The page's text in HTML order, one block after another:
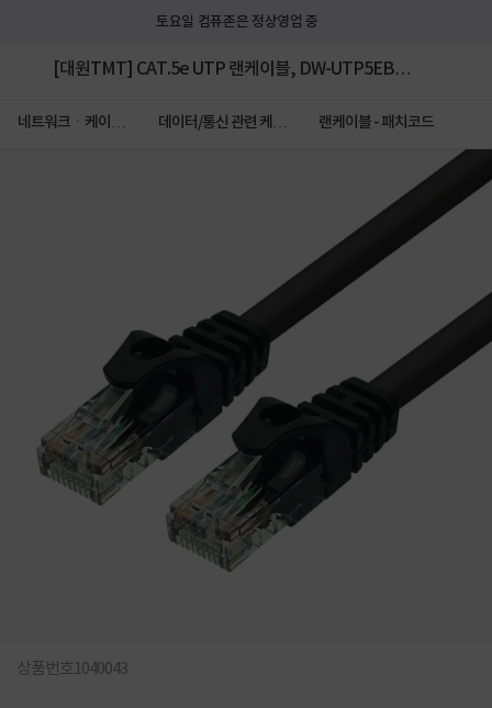
토요일 컴퓨존은 정상영업 중
[대원TMT] CAT.5e UTP 랜케이블, DW-UTP5EBK-
네트워크ㆍ케이블
데이터/통신 관련 케이
랜케이블 - 패치코드
상품번호1040043